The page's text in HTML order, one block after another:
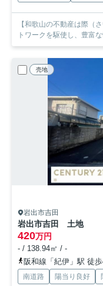
【和歌山の不動産は際（
トワークを駆使し、豊富
売地
岩出市吉田
岩出市吉田 土地
420万円
- / 138.94㎡ / -
阪和線「紀伊」駅 徒
南道路 陽当り良好